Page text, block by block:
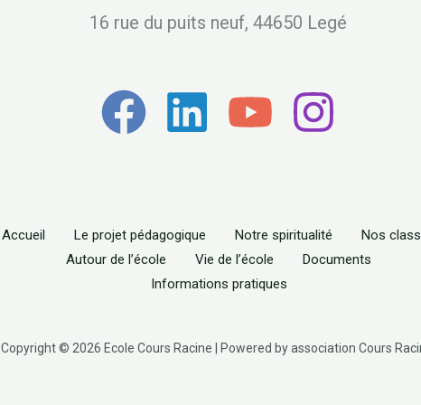
16 rue du puits neuf, 44650 Legé
Accueil Le projet pédagogique Notre spiritualité
Nos
Autour de l’école
Vie de l’école
Documents
Informations pratiques
Copyright © 2026 Ecole Cours Racine | Powered by association Cours